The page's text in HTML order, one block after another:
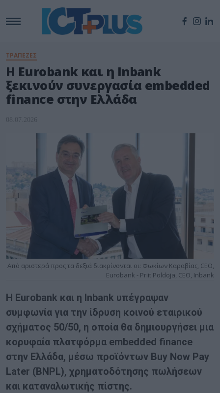
ΤΡΑΠΕΖΕΣ
Η Eurobank και η Inbank
ξεκινούν συνεργασία embedded
finance στην Ελλάδα
08.07.2026
Από αριστερά προς τα δεξιά διακρίνονται οι: Φωκίων Καραβίας, CEO,
Eurobank - Priit Poldoja, CEO, Inbank
Η Eurobank και η Inbank υπέγραψαν
συμφωνία για την ίδρυση κοινού εταιρικού
σχήματος 50/50, η οποία θα δημιουργήσει μια
κορυφαία πλατφόρμα embedded finance
στην Ελλάδα, μέσω προϊόντων Buy Now Pay
Later (BNPL), χρηματοδότησης πωλήσεων
και καταναλωτικής πίστης.